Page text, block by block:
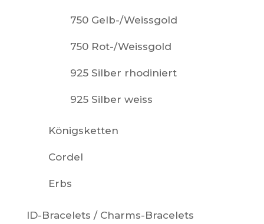
750 Gelb-/Weissgold
750 Rot-/Weissgold
925 Silber rhodiniert
925 Silber weiss
Königsketten
Cordel
Erbs
ID-Bracelets / Charms-Bracelets